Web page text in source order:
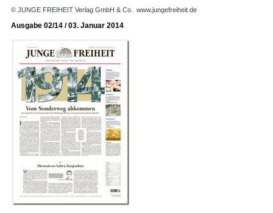
© JUNGE FREIHEIT Verlag GmbH & Co. www.jungefreiheit.de
Ausgabe 02/14 / 03. Januar 2014